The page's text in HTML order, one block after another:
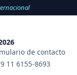
de contacto
11 6155-8693